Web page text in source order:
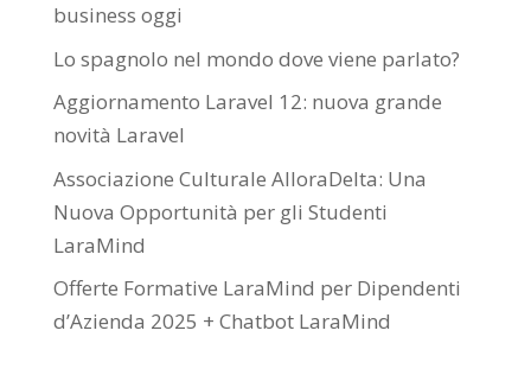
business oggi
Lo spagnolo nel mondo dove viene parlato?
Aggiornamento Laravel 12: nuova grande
novità Laravel
Associazione Culturale AlloraDelta: Una
Nuova Opportunità per gli Studenti
LaraMind
Offerte Formative LaraMind per Dipendenti
d’Azienda 2025 + Chatbot LaraMind